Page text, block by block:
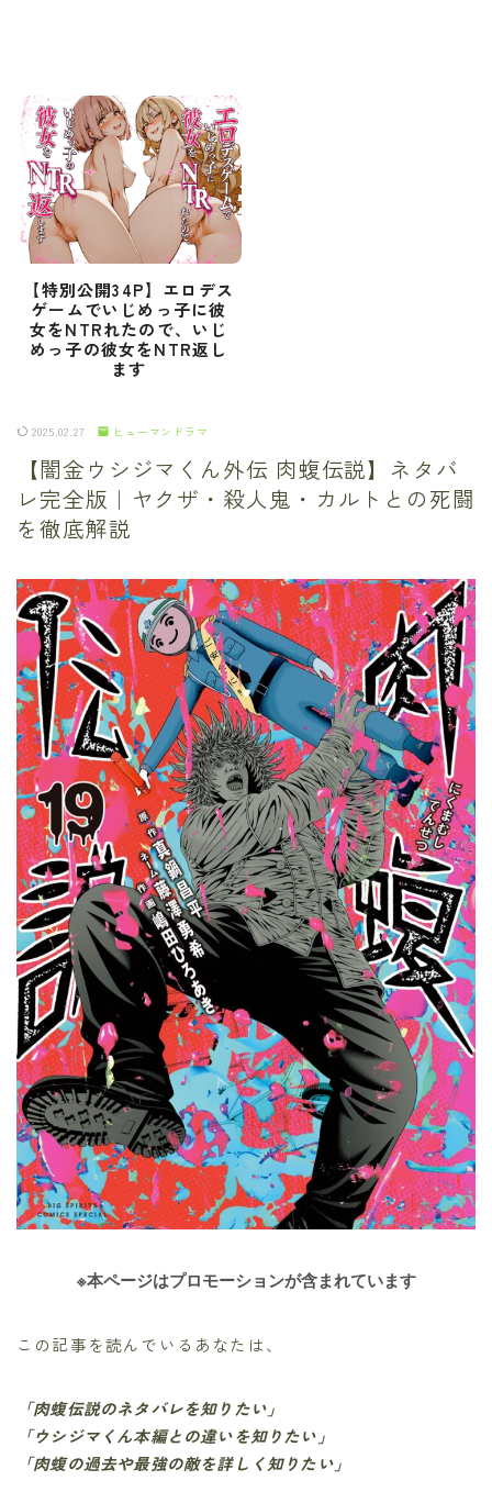
【特別公開34P】エロデス
ゲームでいじめっ子に彼
女をNTRれたので、いじ
めっ子の彼女をNTR返し
ます
2025.02.27 ヒューマンドラマ
【闇金ウシジマくん外伝 肉蝮伝説】ネタバ
レ完全版｜ヤクザ・殺人鬼・カルトとの死闘
を徹底解説
※本ページはプロモーションが含まれています
この記事を読んでいるあなたは、
「肉蝮伝説のネタバレを知りたい」
「ウシジマくん本編との違いを知りたい」
「肉蝮の過去や最強の敵を詳しく知りたい」